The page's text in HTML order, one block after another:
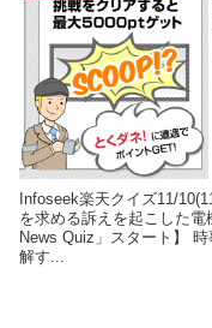
Infoseek楽天クイズ11/
を求める訴えを起こした
News Quiz」スタート】
解す...